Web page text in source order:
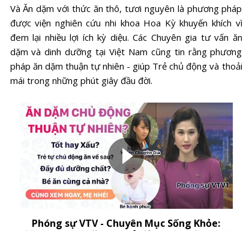
Và Ăn dặm với thức ăn thô, tươi nguyên là phương pháp
được viện nghiên cứu nhi khoa Hoa Kỳ khuyến khích vì
đem lại nhiều lợi ích kỳ diệu. Các Chuyên gia tư vấn ăn
dặm và dinh dưỡng tại Việt Nam cũng tin rằng phương
pháp ăn dặm thuận tự nhiên - giúp Trẻ chủ động và thoải
mái trong những phút giây đầu đời.
Phóng sự VTV - Chuyên Mục Sống Khỏe: